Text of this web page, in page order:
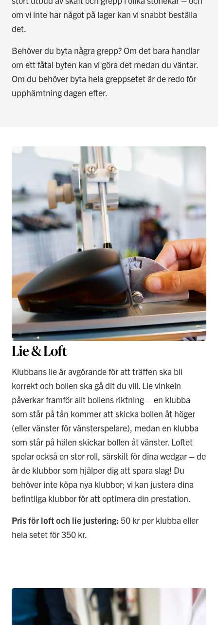
om vi inte har något på lager kan vi snabbt beställa
det.
Behöver du byta några grepp? Om det bara handlar
om ett fåtal byten kan vi göra det medan du väntar.
Om du behöver byta hela greppsetet är de redo för
upphämtning dagen efter.
Lie & Loft
Klubbans lie är avgörande för att träffen ska bli
korrekt och bollen ska gå dit du vill. Lie vinkeln
påverkar framför allt bollens riktning – en klubba
som står på tån kommer att skicka bollen åt höger
(eller vänster för vänsterspelare), medan en klubba
som står på hälen skickar bollen åt vänster. Loftet
spelar också en stor roll, särskilt för dina wedgar – de
är de klubbor som hjälper dig att spara slag! Du
behöver inte köpa nya klubbor; vi kan justera dina
befintliga klubbor för att optimera din prestation.
Pris för loft och lie justering: 50 kr per klubba eller
hela setet för 350 kr.